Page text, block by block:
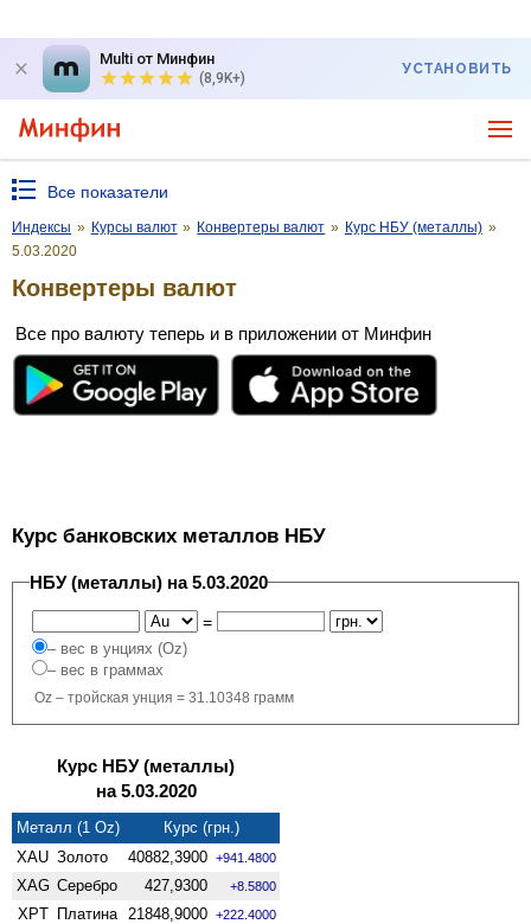
Multi от Минфин
(8,9K+)
УСТАНОВИТЬ
Все показатели
Индексы » Курсы валют » Конвертеры валют » Курс НБУ (металлы) »
5.03.2020
Конвертеры валют
Все про валюту теперь и в приложении от Минфин
Курс банковских металлов НБУ
НБУ (металлы) на 5.03.2020
=
– вес в унциях (Oz)
– вес в граммах
Oz – тройская унция = 31.10348 грамм
Курс НБУ (металлы)
на 5.03.2020
Металл (1 Oz)
Курс (грн.)
XAU Золото 40882,3900 +941.4800
XAG Серебро 427,9300 +8.5800
XPT Платина 21848,9000 +222.4000